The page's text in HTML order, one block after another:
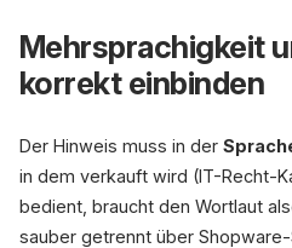
Mehrsprachigkeit
korrekt einbinden
Der Hinweis muss in der
in dem verkauft wird (IT-Recht-
bedient, braucht den Wortlaut
sauber getrennt über